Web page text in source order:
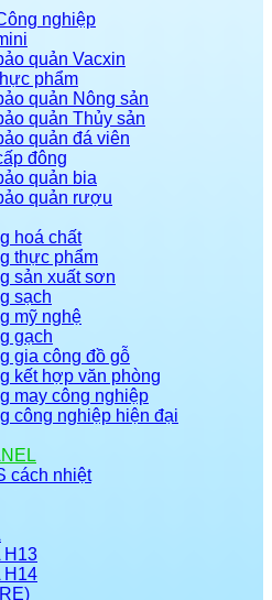
nghiệp
quản Vacxin
phẩm
quản Nông sản
quản Thủy sản
quản đá viên
đông
quản bia
quản rượu
hoá chất
thực phẩm
sản xuất sơn
sạch
mỹ nghệ
gạch
gia công đồ gỗ
kết hợp văn phòng
may công nghiệp
công nghiệp hiện đại
cách nhiệt
H13
H14